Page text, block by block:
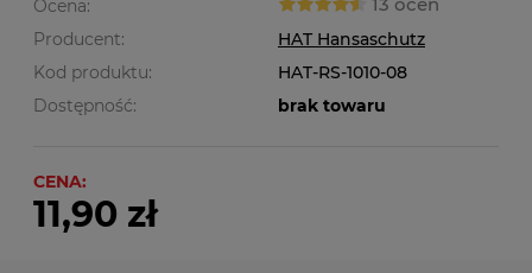
Ocena:
Producent:
HAT Hansaschutz
Kod produktu:
HAT-RS-1010-08
Dostępność:
brak towaru
CENA:
11,90 zł